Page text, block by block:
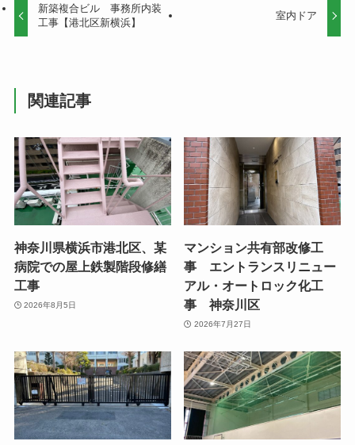
新築複合ビル 事務所内装
工事【港北区新横浜】
室内ドア
関連記事
神奈川県横浜市港北区、某
病院での屋上鉄製階段修繕
工事
2026年8月5日
マンション共有部改修工
事 エントランスリニュー
アル・オートロック化工
事 神奈川区
2026年7月27日